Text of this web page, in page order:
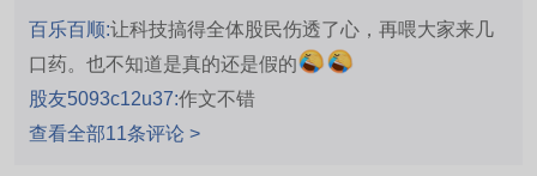
百乐百顺:让科技搞得全体股民伤透了心，再喂大家来几
口药。也不知道是真的还是假的
股友5093c12u37:作文不错
查看全部11条评论 >